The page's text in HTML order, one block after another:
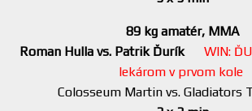
89 kg amatér, MMA
Roman Hulla vs. Patrik Ďurík WIN:
lekárom v prvom kole
Colosseum Martin vs. Gladiators